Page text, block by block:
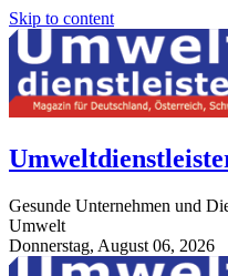
Skip to content
Gesunde Unternehmen und
Umwelt
Donnerstag, August 06, 2026
StuttgartApotheke.com